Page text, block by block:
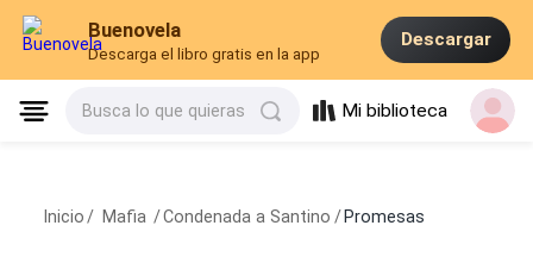
Buenovela
Descarga el libro gratis en la app
Descargar
Busca lo que quieras Mi biblioteca
Inicio / Mafia /Condenada a Santino / Promesas